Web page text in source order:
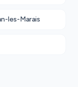
les-Marais